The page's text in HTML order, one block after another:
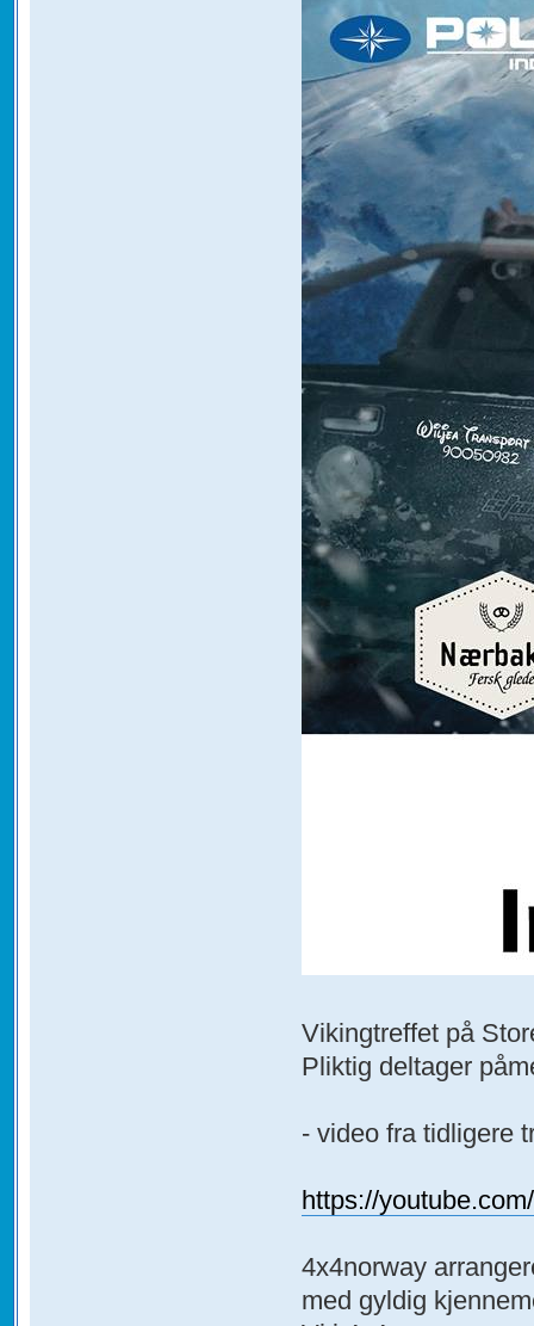
Vikingtreffet på
Pliktig deltager
- video fra tidligere
https://
4x4norway
med gyldig